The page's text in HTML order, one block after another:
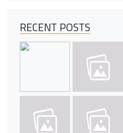
RECENT POSTS